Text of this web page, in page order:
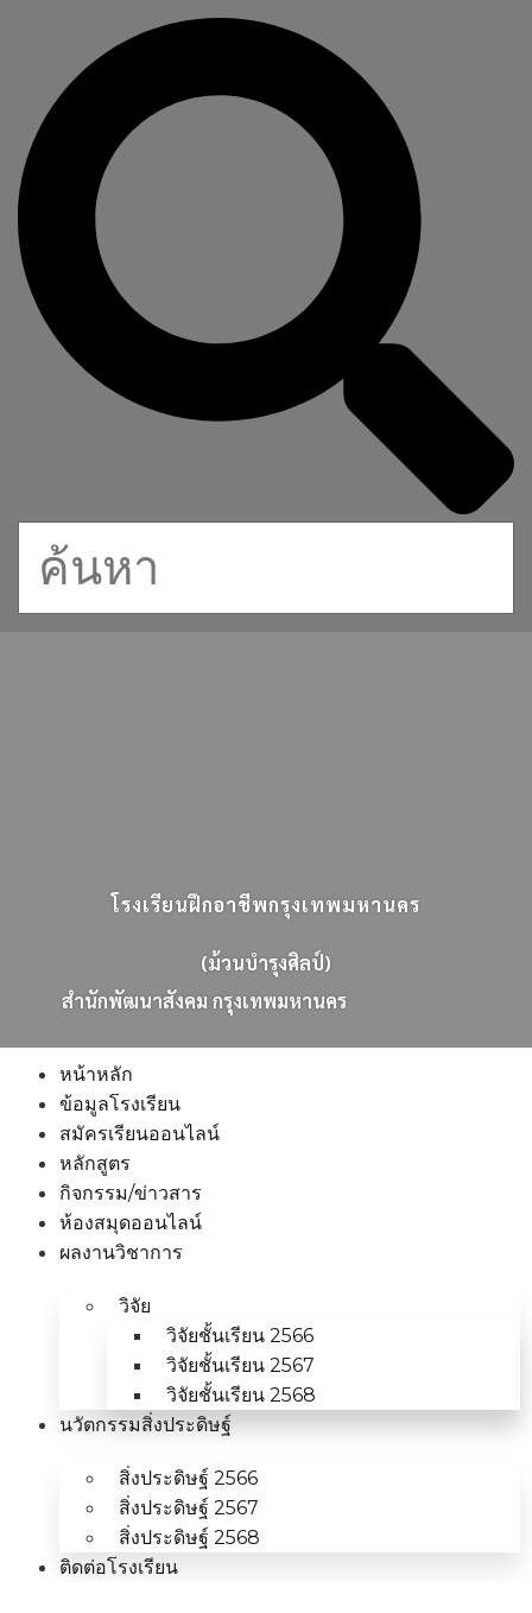
โรงเรียนฝึกอาชีพกรุงเทพมหานคร
(ม้วนบำรุงศิลป์)
สนกพฒนาสงคม กรงเทพมหานคร
หน้าหลัก
ข้อมูลโรงเรียน
สมัครเรียนออนไลน์
หลักสูตร
กิจกรรม/ข่าวสาร
ห้องสมุดออนไลน์
ผลงานวิชาการ
วิจัย
วิจัยชั้นเรียน 2566
วิจัยชั้นเรียน 2567
วิจัยชั้นเรียน 2568
นวัตกรรมสิ่งประดิษฐ์
สิ่งประดิษฐ์ 2566
สิ่งประดิษฐ์ 2567
สิ่งประดิษฐ์ 2568
ติดต่อโรงเรียน